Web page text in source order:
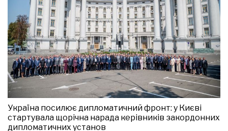
Україна посилює дипломатичний фронт: у Києві
стартувала щорічна нарада керівників закордонних
дипломатичних установ